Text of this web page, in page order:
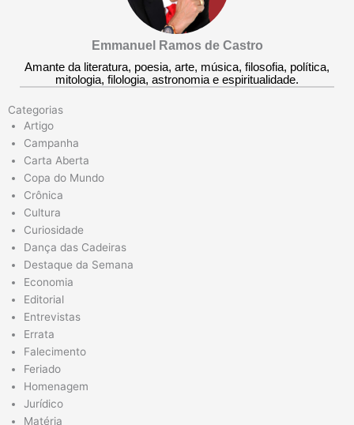
Emmanuel Ramos de Castro
Amante da literatura, poesia, arte, música, filosofia, política,
mitologia, filologia, astronomia e espiritualidade.
Categorias
Artigo
Campanha
Carta Aberta
Copa do Mundo
Crônica
Cultura
Curiosidade
Dança das Cadeiras
Destaque da Semana
Economia
Editorial
Entrevistas
Errata
Falecimento
Feriado
Homenagem
Jurídico
Matéria